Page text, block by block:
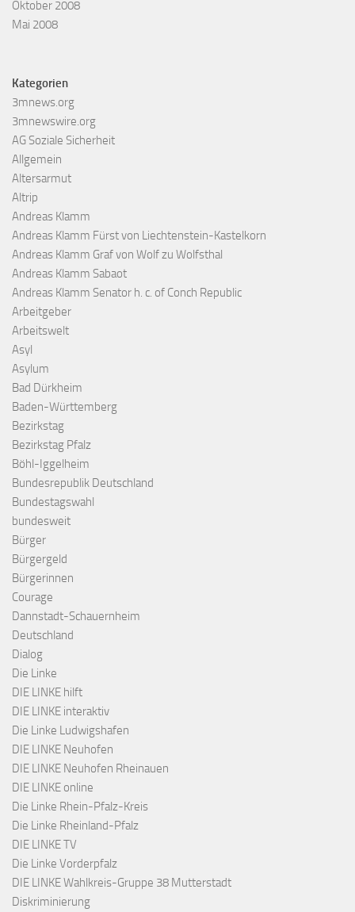
Oktober 2008
Mai 2008
Kategorien
3mnews.org
3mnewswire.org
AG Soziale Sicherheit
Allgemein
Altersarmut
Altrip
Andreas Klamm
Andreas Klamm Fürst von Liechtenstein-Kastelkorn
Andreas Klamm Graf von Wolf zu Wolfsthal
Andreas Klamm Sabaot
Andreas Klamm Senator h. c. of Conch Republic
Arbeitgeber
Arbeitswelt
Asyl
Asylum
Bad Dürkheim
Baden-Württemberg
Bezirkstag
Bezirkstag Pfalz
Böhl-Iggelheim
Bundesrepublik Deutschland
Bundestagswahl
bundesweit
Bürger
Bürgergeld
Bürgerinnen
Courage
Dannstadt-Schauernheim
Deutschland
Dialog
Die Linke
DIE LINKE hilft
DIE LINKE interaktiv
Die Linke Ludwigshafen
DIE LINKE Neuhofen
DIE LINKE Neuhofen Rheinauen
DIE LINKE online
Die Linke Rhein-Pfalz-Kreis
Die Linke Rheinland-Pfalz
DIE LINKE TV
Die Linke Vorderpfalz
DIE LINKE Wahlkreis-Gruppe 38 Mutterstadt
Diskriminierung